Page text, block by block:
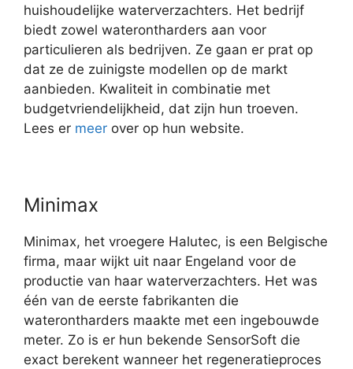
huishoudelijke waterverzachters. Het bedrijf
biedt zowel waterontharders aan voor
particulieren als bedrijven. Ze gaan er prat op
dat ze de zuinigste modellen op de markt
aanbieden. Kwaliteit in combinatie met
budgetvriendelijkheid, dat zijn hun troeven.
Lees er meer over op hun website.
Minimax
Minimax, het vroegere Halutec, is een Belgische
firma, maar wijkt uit naar Engeland voor de
productie van haar waterverzachters. Het was
één van de eerste fabrikanten die
waterontharders maakte met een ingebouwde
meter. Zo is er hun bekende SensorSoft die
exact berekent wanneer het regeneratieproces